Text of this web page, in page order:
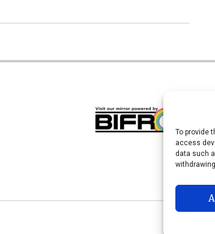
To provide
access
data such